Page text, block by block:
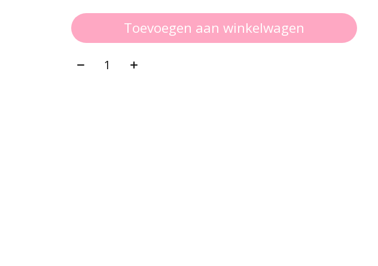
Toevoegen aan winkelwagen
Aantal: